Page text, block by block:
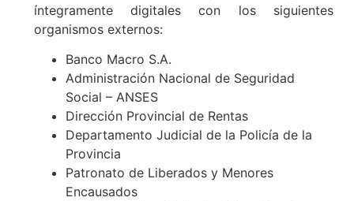
íntegramente digitales con los siguientes
organismos externos:
Banco Macro S.A.
Administración Nacional de Seguridad
Social – ANSES
Dirección Provincial de Rentas
Departamento Judicial de la Policía de la
Provincia
Patronato de Liberados y Menores
Encausados